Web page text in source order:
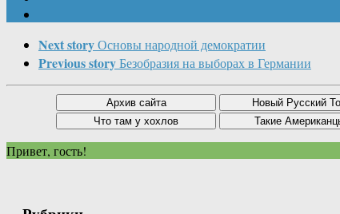
Next storyОсновы народной демократии
Previous storyБезобразия на выборах в Германии
Привет, гость!